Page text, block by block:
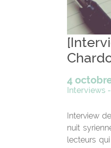
4
Interviews
Interview
nuit
lecteurs